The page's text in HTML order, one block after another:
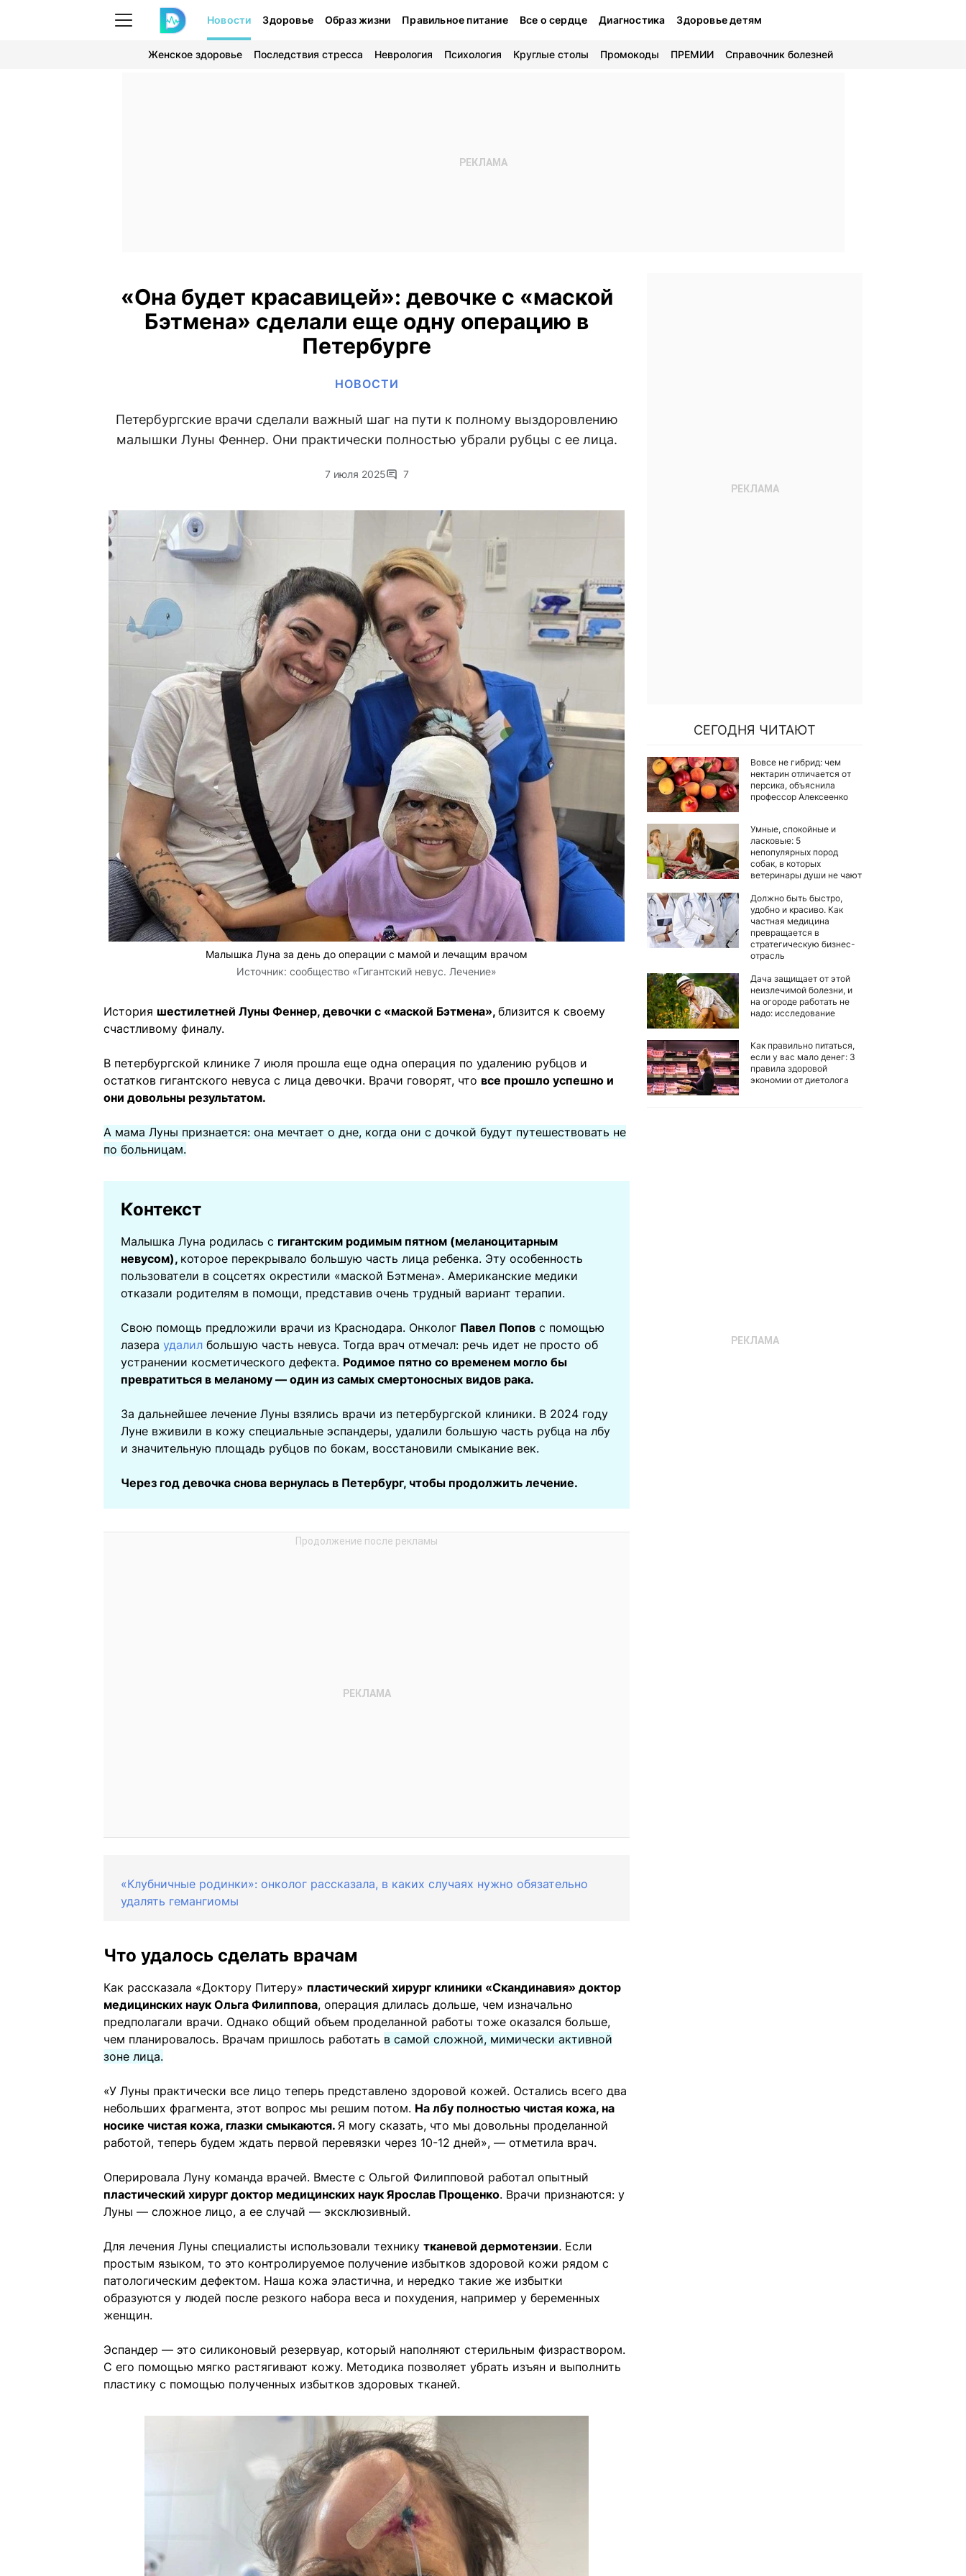
Новости Здоровье Образ жизни Правильное питание Все о сердце Диагностика Здоровье детям
Женское здоровье Последствия стресса Неврология Психология Круглые столы Промокоды ПРЕМИИ Справочник болезней
«Она будет красавицей»: девочке с «маской
Бэтмена» сделали еще одну операцию в
Петербурге
НОВОСТИ
Петербургские врачи сделали важный шаг на пути к полному выздоровлению
малышки Луны Феннер. Они практически полностью убрали рубцы с ее лица.
7 июля 2025 7
Малышка Луна за день до операции с мамой и лечащим врачом
Источник: сообщество «Гигантский невус. Лечение»
История шестилетней Луны Феннер, девочки с «маской Бэтмена», близится к своему
счастливому финалу.
В петербургской клинике 7 июля прошла еще одна операция по удалению рубцов и
остатков гигантского невуса с лица девочки. Врачи говорят, что все прошло успешно и
они довольны результатом.
А мама Луны признается: она мечтает о дне, когда они с дочкой будут путешествовать не
по больницам.
Контекст
Малышка Луна родилась с гигантским родимым пятном (меланоцитарным
невусом), которое перекрывало большую часть лица ребенка. Эту особенность
пользователи в соцсетях окрестили «маской Бэтмена». Американские медики
отказали родителям в помощи, представив очень трудный вариант терапии.
Свою помощь предложили врачи из Краснодара. Онколог Павел Попов с помощью
лазера удалил большую часть невуса. Тогда врач отмечал: речь идет не просто об
устранении косметического дефекта. Родимое пятно со временем могло бы
превратиться в меланому — один из самых смертоносных видов рака.
За дальнейшее лечение Луны взялись врачи из петербургской клиники. В 2024 году
Луне вживили в кожу специальные эспандеры, удалили большую часть рубца на лбу
и значительную площадь рубцов по бокам, восстановили смыкание век.
Через год девочка снова вернулась в Петербург, чтобы продолжить лечение.
«Клубничные родинки»: онколог рассказала, в каких случаях нужно обязательно
удалять гемангиомы
Что удалось сделать врачам
Как рассказала «Доктору Питеру» пластический хирург клиники «Скандинавия» доктор
медицинских наук Ольга Филиппова, операция длилась дольше, чем изначально
предполагали врачи. Однако общий объем проделанной работы тоже оказался больше,
чем планировалось. Врачам пришлось работать в самой сложной, мимически активной
зоне лица.
«У Луны практически все лицо теперь представлено здоровой кожей. Остались всего два
небольших фрагмента, этот вопрос мы решим потом. На лбу полностью чистая кожа, на
носике чистая кожа, глазки смыкаются. Я могу сказать, что мы довольны проделанной
работой, теперь будем ждать первой перевязки через 10-12 дней», — отметила врач.
Оперировала Луну команда врачей. Вместе с Ольгой Филипповой работал опытный
пластический хирург доктор медицинских наук Ярослав Прощенко. Врачи признаются: у
Луны — сложное лицо, а ее случай — эксклюзивный.
Для лечения Луны специалисты использовали технику тканевой дермотензии. Если
простым языком, то это контролируемое получение избытков здоровой кожи рядом с
патологическим дефектом. Наша кожа эластична, и нередко такие же избытки
образуются у людей после резкого набора веса и похудения, например у беременных
женщин.
Эспандер — это силиконовый резервуар, который наполняют стерильным физраствором.
С его помощью мягко растягивают кожу. Методика позволяет убрать изъян и выполнить
пластику с помощью полученных избытков здоровых тканей.
СЕГОДНЯ ЧИТАЮТ
Вовсе не гибрид: чем
нектарин отличается от
персика, объяснила
профессор Алексеенко
Умные, спокойные и
ласковые: 5
непопулярных пород
собак, в которых
ветеринары души не чают
Должно быть быстро,
удобно и красиво. Как
частная медицина
превращается в
стратегическую бизнес-
отрасль
Дача защищает от этой
неизлечимой болезни, и
на огороде работать не
надо: исследование
Как правильно питаться,
если у вас мало денег: 3
правила здоровой
экономии от диетолога